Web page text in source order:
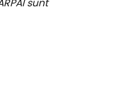
sunt